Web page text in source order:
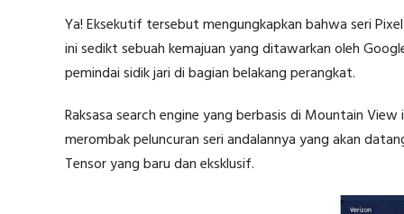
Ya! Eksekutif tersebut mengungkapkan bahwa seri
ini sedikt sebuah kemajuan yang ditawarkan oleh
pemindai sidik jari di bagian belakang perangkat.
Raksasa search engine yang berbasis di Mountain
merombak peluncuran seri andalannya yang akan
Tensor yang baru dan eksklusif.